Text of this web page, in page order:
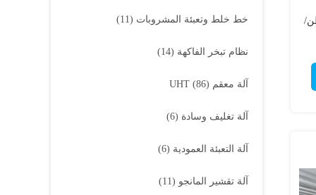
خط خلط وتعبئة المشروبات (11)
نظام تبخر الفاكهة (14)
آلة معقم UHT (86)
آلة تغليف وسادة (6)
آلة التعبئة العمودية (6)
آلة تقشير المانجو (11)
الصناعي 200 طن/